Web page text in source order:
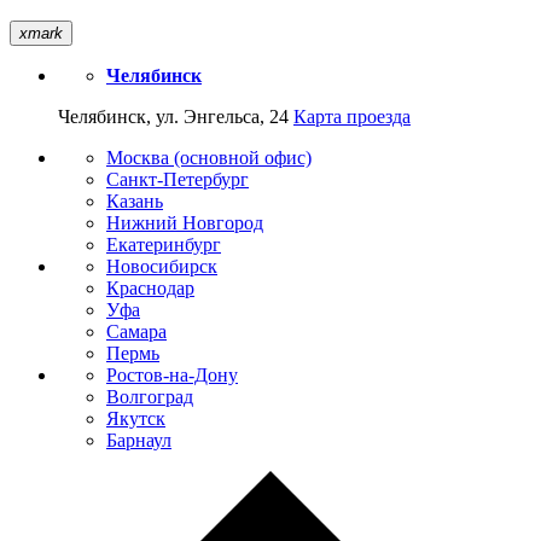
xmark
Челябинск
Челябинск, ул. Энгельса, 24 Карта проезда
Москва (основной офис)
Санкт-Петербург
Казань
Нижний Новгород
Екатеринбург
Новосибирск
Краснодар
Уфа
Самара
Пермь
Ростов-на-Дону
Волгоград
Якутск
Барнаул